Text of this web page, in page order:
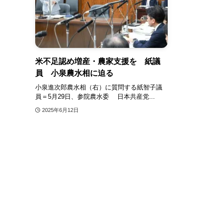
米不足認め増産・農家支援を 紙議
員 小泉農水相に迫る
小泉進次郎農水相（右）に質問する紙智子議
員＝5月29日、参院農水委 日本共産党...
2025年6月12日